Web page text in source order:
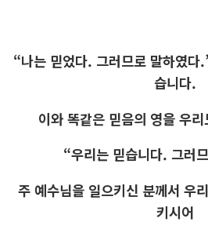
“나는 믿었다. 그러므로 말하였다
습니다.
이와 똑같은 믿음의 영을 우
“우리는 믿습니다. 그러
주 예수님을 일으키신 분께서 우
키시어